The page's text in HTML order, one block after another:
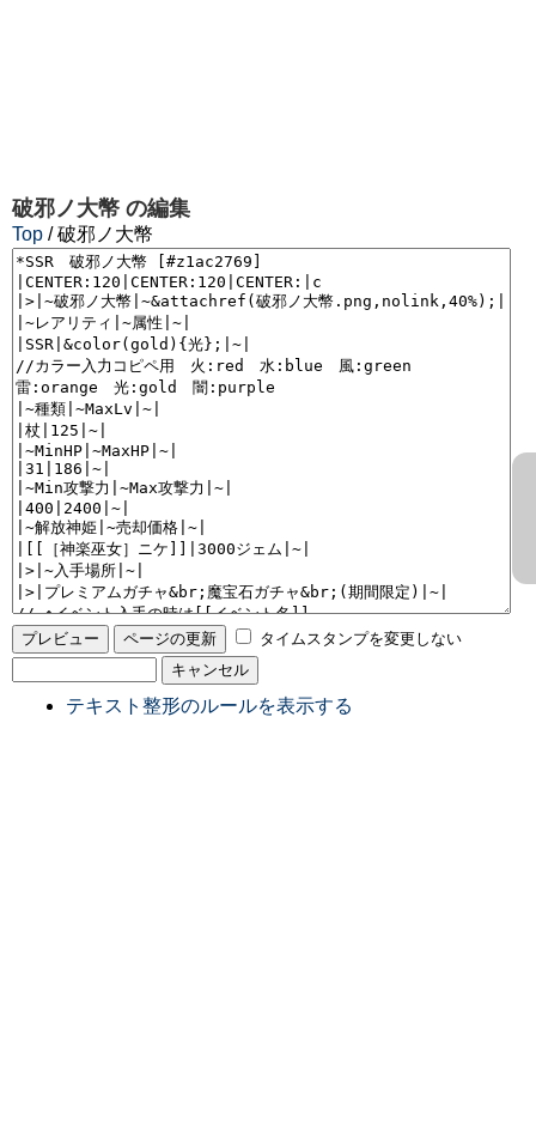
破邪ノ大幣 の編集
Top / 破邪ノ大幣
タイムスタンプを変更しない
テキスト整形のルールを表示する